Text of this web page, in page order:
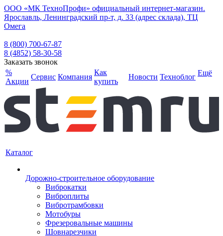
ООО «МК ТехноПрофи» официальный интернет-магазин.
Ярославль, Ленинградский пр-т, д. 33 (адрес склада), ТЦ
Омега
8 (800) 700-67-87
8 (4852) 58-30-58
Заказать звонок
%
Акции
Сервис Компания
Как
купить
Новости Техноблог Ещё
Каталог
Дорожно-строительное оборудование
Виброкатки
Виброплиты
Вибротрамбовки
Мотобуры
Фрезеровальные машины
Шовнарезчики